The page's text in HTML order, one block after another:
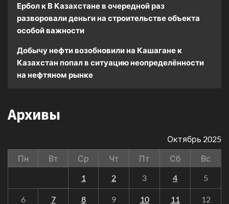
Ербол к В Казахстане в очередной раз
разворовали деньги на строительстве объекта
особой важности
Добычу нефти возобновили на Кашагане к
Казахстан попал в ситуацию неопределённости
на нефтяном рынке
Архивы
Октябрь 2025
Пн
Вт Ср Чт Пт Сб
Вс
1
2 3 4 5
6 7 8 9 10 11 12